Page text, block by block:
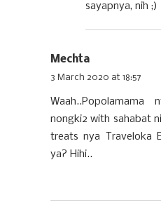
sayapnya, nih ;)
Mechta
3 March 2020 at 18:57
nongki2 with sahabat
treats nya Traveloka
ya? Hihi..